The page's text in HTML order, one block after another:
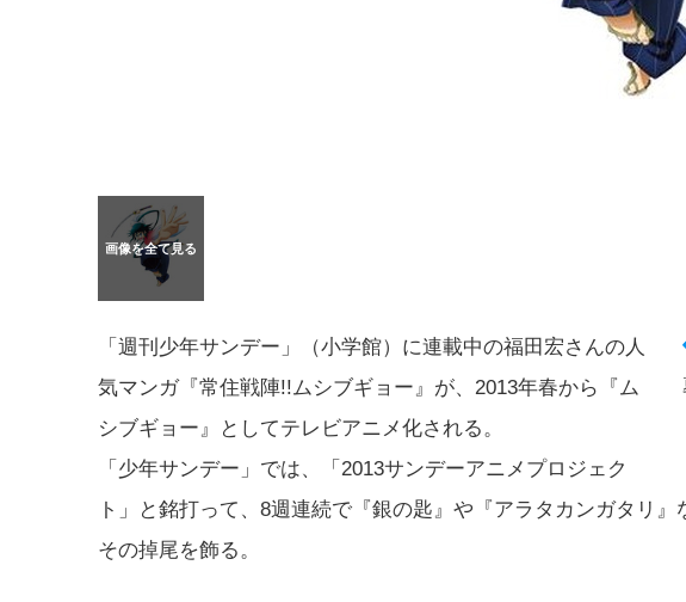
「週刊少年サンデー」（小学館）に連載中の福田宏さんの人
気マンガ『常住戦陣!!ムシブギョー』が、2013年春から『ム
シブギョー』としてテレビアニメ化される。
「少年サンデー」では、「2013サンデーアニメプロジェク
ト」と銘打って、8週連続で『銀の匙』や『アラタカンガタリ
その掉尾を飾る。